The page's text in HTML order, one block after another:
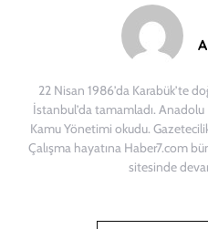
22 Nisan 1986’da Karabük’te
İstanbul’da tamamladı.
Kamu Yönetimi okudu.
Çalışma hayatına Haber7.com
sitesinde